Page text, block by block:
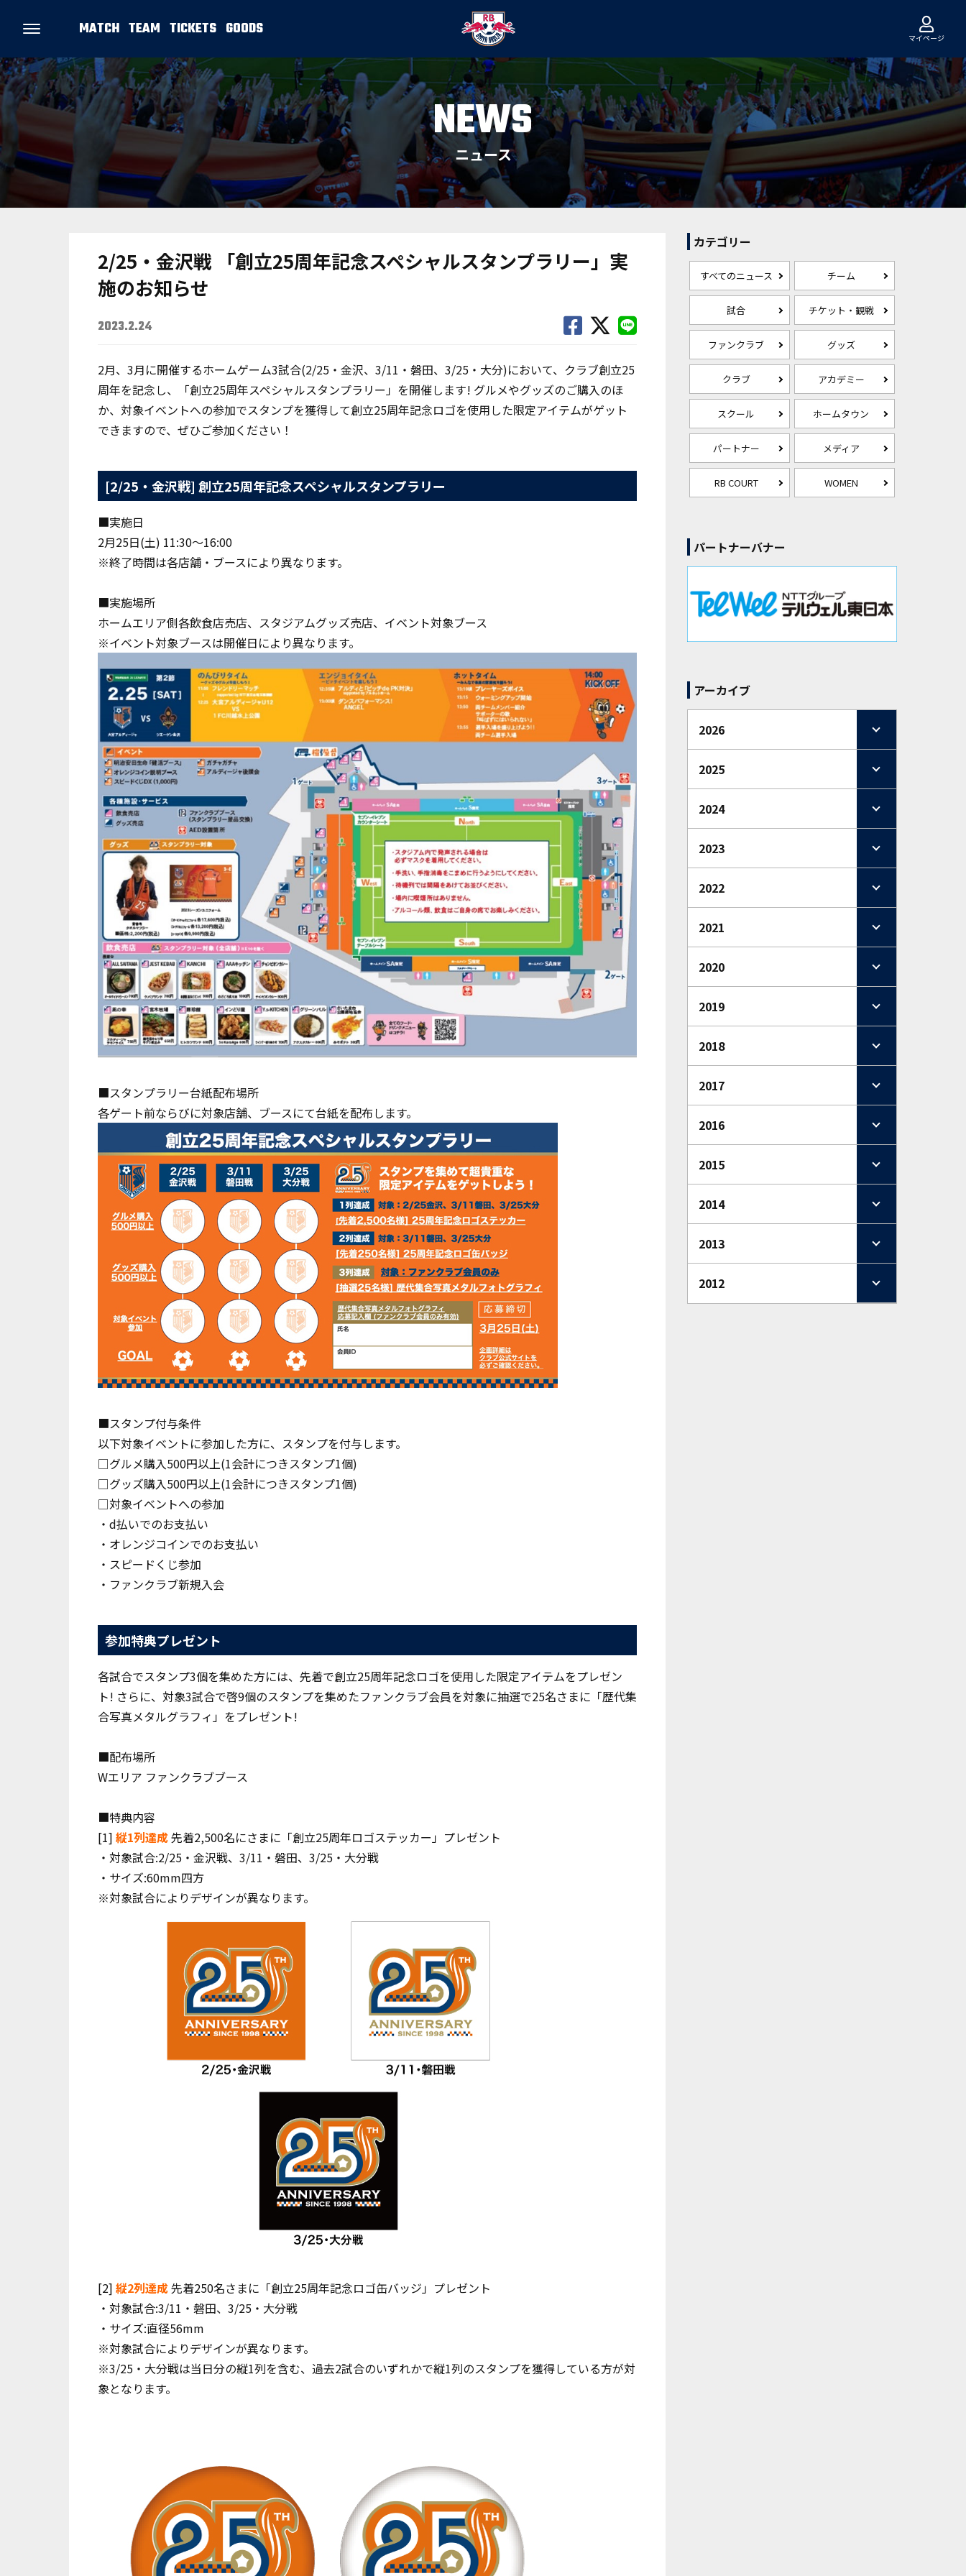
MATCH TEAM TICKETS GOODS マイページ
NEWS
ニュース
2/25・金沢戦 「創立25周年記念スペシャルスタンプラリー」実
施のお知らせ
2023.2.24
2月、3月に開催するホームゲーム3試合(2/25・金沢、3/11・磐田、3/25・大分)において、クラブ創立25
周年を記念し、「創立25周年スペシャルスタンプラリー」を開催します! グルメやグッズのご購入のほ
か、対象イベントへの参加でスタンプを獲得して創立25周年記念ロゴを使用した限定アイテムがゲット
できますので、ぜひご参加ください！
[2/25・金沢戦] 創立25周年記念スペシャルスタンプラリー
■実施日
2月25日(土) 11:30～16:00
※終了時間は各店舗・ブースにより異なります。
■実施場所
ホームエリア側各飲食店売店、スタジアムグッズ売店、イベント対象ブース
※イベント対象ブースは開催日により異なります。
■スタンプラリー台紙配布場所
各ゲート前ならびに対象店舗、ブースにて台紙を配布します。
■スタンプ付与条件
以下対象イベントに参加した方に、スタンプを付与します。
□グルメ購入500円以上(1会計につきスタンプ1個)
□グッズ購入500円以上(1会計につきスタンプ1個)
□対象イベントへの参加
・d払いでのお支払い
・オレンジコインでのお支払い
・スピードくじ参加
・ファンクラブ新規入会
参加特典プレゼント
各試合でスタンプ3個を集めた方には、先着で創立25周年記念ロゴを使用した限定アイテムをプレゼン
ト! さらに、対象3試合で啓9個のスタンプを集めたファンクラブ会員を対象に抽選で25名さまに「歴代集
合写真メタルグラフィ」をプレゼント!
■配布場所
Wエリア ファンクラブブース
■特典内容
[1] 縦1列達成先着2,500名にさまに「創立25周年ロゴステッカー」プレゼント
・対象試合:2/25・金沢戦、3/11・磐田、3/25・大分戦
・サイズ:60mm四方
※対象試合によりデザインが異なります。
[2] 縦2列達成先着250名さまに「創立25周年記念ロゴ缶バッジ」プレゼント
・対象試合:3/11・磐田、3/25・大分戦
・サイズ:直径56mm
※対象試合によりデザインが異なります。
※3/25・大分戦は当日分の縦1列を含む、過去2試合のいずれかで縦1列のスタンプを獲得している方が対
象となります。
カテゴリー
すべてのニュース チーム
試合 チケット・観戦
ファンクラブ グッズ
クラブ アカデミー
スクール ホームタウン
パートナー メディア
RB COURT WOMEN
パートナーバナー
アーカイブ
2026
2025
2024
2023
2022
2021
2020
2019
2018
2017
2016
2015
2014
2013
2012